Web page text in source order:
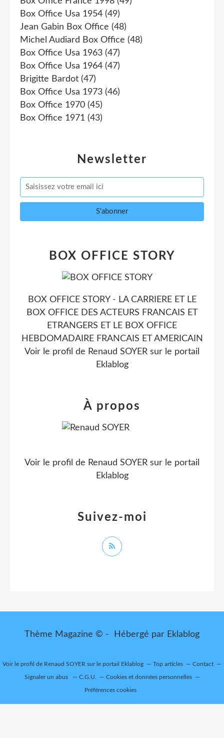
Newsletter
Box Office Usa 1954 (49)
Jean Gabin Box Office (48)
Michel Audiard Box Office (48)
Box Office Usa 1963 (47)
Box Office Usa 1964 (47)
Brigitte Bardot (47)
Box Office Usa 1973 (46)
Box Office 1970 (45)
Box Office 1971 (43)
BOX OFFICE STORY
BOX OFFICE STORY - LA CARRIERE ET LE
BOX OFFICE DES ACTEURS FRANCAIS ET
ETRANGERS ET LE BOX OFFICE
HEBDOMADAIRE FRANCAIS ET AMERICAIN
Voir le profil de Renaud SOYER sur le portail
Eklablog
Suivez-moi
À propos
Voir le profil de Renaud SOYER sur le portail
Eklablog
Thème Magazine © - Hébergé par Eklablog
Voir le profil de Renaud SOYER sur le portail Eklablog Top articles Contact
Signaler un abus C.G.U. Cookies et données personnelles
Préférences cookies